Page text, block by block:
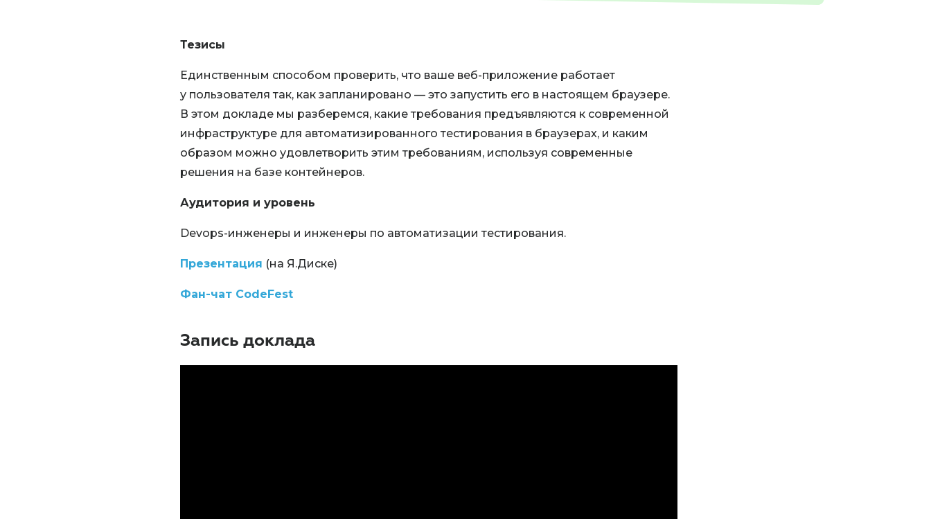
Тезисы
Единственным способом проверить, что ваше веб-приложение работает
у пользователя так, как запланировано — это запустить его в настоящем браузере.
В этом докладе мы разберемся, какие требования предъявляются к современной
инфраструктуре для автоматизированного тестирования в браузерах, и каким
образом можно удовлетворить этим требованиям, используя современные
решения на базе контейнеров.
Аудитория и уровень
Devops-инженеры и инженеры по автоматизации тестирования.
Презентация (на Я.Диске)
Фан-чат CodeFest
Запись доклада